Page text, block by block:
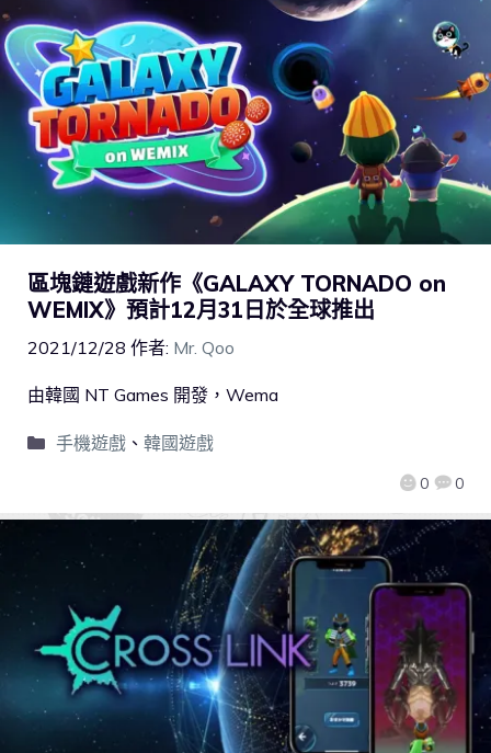
區塊鏈遊戲新作《GALAXY TORNADO on
WEMIX》預計12月31日於全球推出
2021/12/28 作者: Mr. Qoo
0 0
由韓國 NT Games 開發，Wema
手機遊戲、 韓國遊戲